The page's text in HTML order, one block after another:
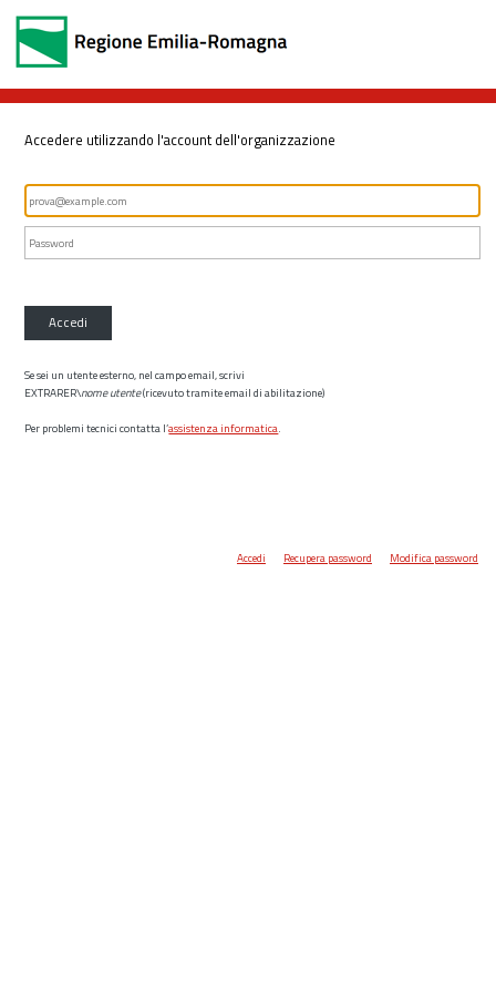
Accedere utilizzando l'account dell'organizzazione
Accedi
Se sei un utente esterno, nel campo email, scrivi
EXTRARER\nome utente(ricevuto tramite email di abilitazione)
Per problemi tecnici contatta l’assistenza informatica.
Accedi Recupera password Modifica password